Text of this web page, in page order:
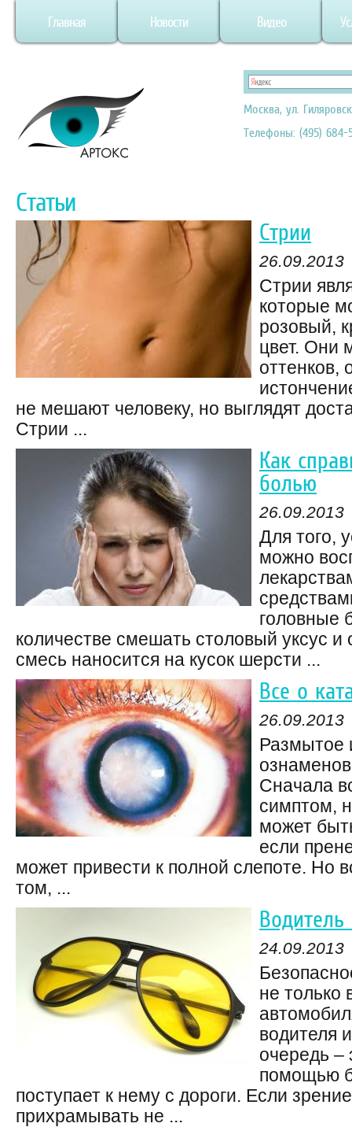
Главная Новости Видео
Москва, ул.
Телефоны: (495) 684-
Статьи
Стрии
26.09.2013
Стрии
которые
розовый,
цвет. Они
оттенков,
не мешают человеку, но выглядят
Стрии ...
Как
болью
26.09.2013
Для того,
можно
головные
количестве смешать столовый уксус
смесь наносится на кусок шерсти ...
Все о
26.09.2013
Размытое
Сначала
симптом,
может
если
может привести к полной слепоте. Но
том, ...
Водитель
24.09.2013
не только
водителя
очередь –
помощью
поступает к нему с дороги. Если
прихрамывать не ...